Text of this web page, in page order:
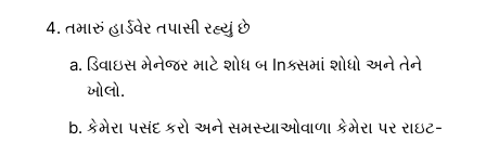
તમારું હાર્ડવેર તપાસી રહ્યું છે
ડિવાઇસ મેનેજર માટે શોધ બ Inક્સમાં શોધો અને તેને
ખોલો.
કેમેરા પસંદ કરો અને સમસ્યાઓવાળા કેમેરા પર રાઇટ-